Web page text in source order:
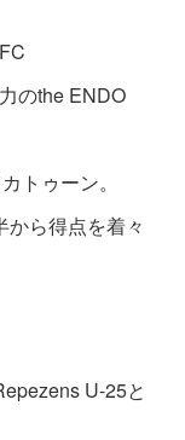
のthe ENDO
トゥーン。
ら得点を着々
U-25と